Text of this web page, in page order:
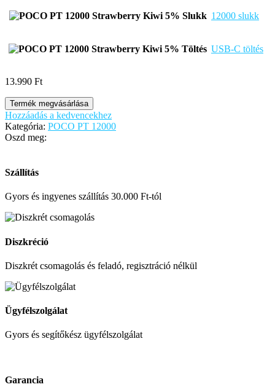
Slukk 12000 slukk
Töltés USB-C töltés
13.990 Ft
Termék megvásárlása
Hozzáadás a kedvencekhez
Kategória: POCO PT 12000
Oszd meg:
Szállítás
Gyors és ingyenes szállítás 30.000 Ft-tól
Diszkréció
Diszkrét csomagolás és feladó, regisztráció nélkül
Ügyfélszolgálat
Gyors és segítőkész ügyfélszolgálat
Garancia